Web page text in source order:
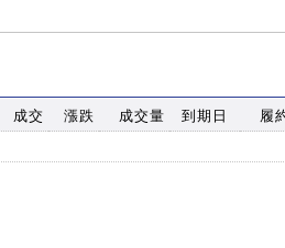
成交 漲跌 成交量 到期日
履